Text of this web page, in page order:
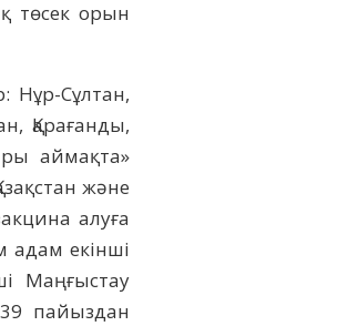
төсек орын
Нұр-Сұлтан,
Қарағанды,
аймақта»
және
алуға
адам екінші
Маңғыстау
пайыздан